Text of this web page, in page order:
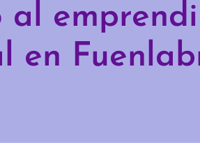
al
en